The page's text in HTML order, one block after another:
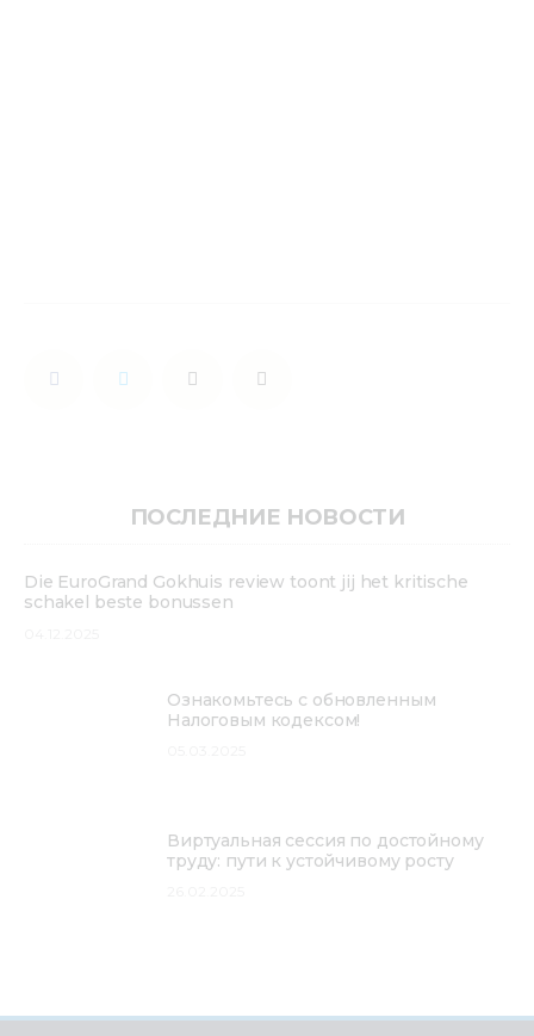
ПОСЛЕДНИЕ НОВОСТИ
Die EuroGrand Gokhuis review toont jij het kritische
schakel beste bonussen
Ознакомьтесь с обновленным
Налоговым кодексом!
Виртуальная сессия по достойному
труду: пути к устойчивому росту